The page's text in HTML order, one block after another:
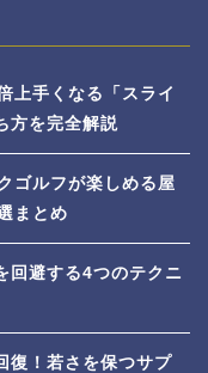
上手くなる「スライ
方を完全解説
ゴルフが楽しめる屋
まとめ
回避する4つのテクニ
復！若さを保つサプ